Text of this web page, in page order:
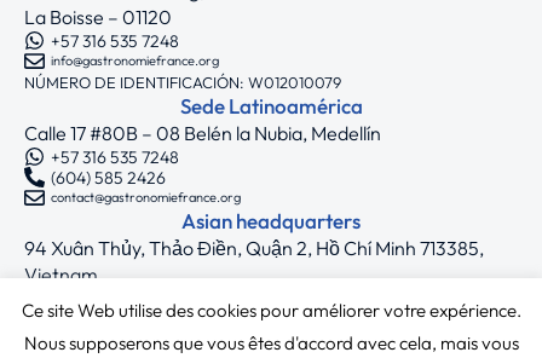
La Boisse – 01120
+57 316 535 7248
info@gastronomiefrance.org
NÚMERO DE IDENTIFICACIÓN: W012010079
Sede Latinoamérica
Calle 17 #80B – 08 Belén la Nubia, Medellín
+57 316 535 7248
(604) 585 2426
contact@gastronomiefrance.org
Asian headquarters
94 Xuân Thủy, Thảo Điền, Quận 2, Hồ Chí Minh 713385,
Vietnam
+33 7 75 71 62 44
asia@gastronomiefrance.org
Síguenos
Ce site Web utilise des cookies pour améliorer votre expérience.
Nous supposerons que vous êtes d'accord avec cela, mais vous